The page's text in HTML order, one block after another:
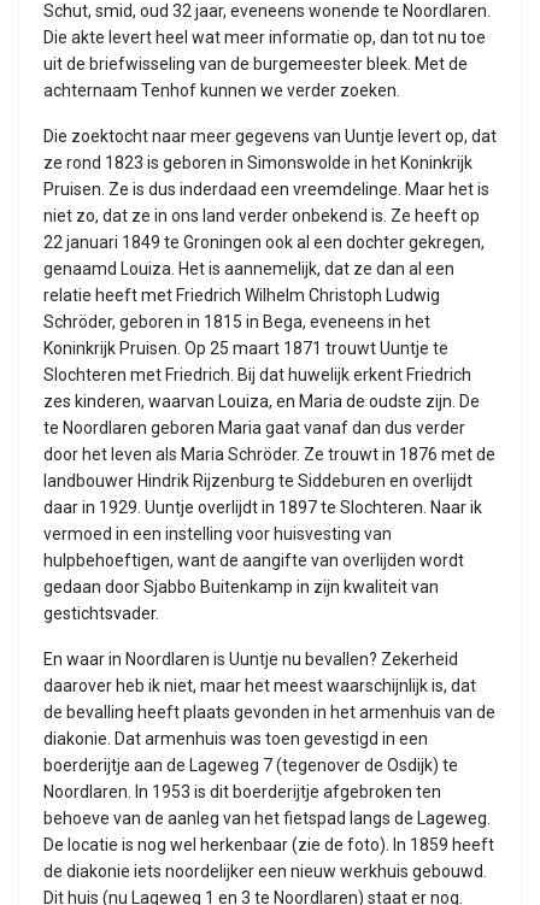
Schut, smid, oud 32 jaar, eveneens wonende te Noordlaren.
Die akte levert heel wat meer informatie op, dan tot nu toe
uit de briefwisseling van de burgemeester bleek. Met de
achternaam Tenhof kunnen we verder zoeken.
Die zoektocht naar meer gegevens van Uuntje levert op, dat
ze rond 1823 is geboren in Simonswolde in het Koninkrijk
Pruisen. Ze is dus inderdaad een vreemdelinge. Maar het is
niet zo, dat ze in ons land verder onbekend is. Ze heeft op
22 januari 1849 te Groningen ook al een dochter gekregen,
genaamd Louiza. Het is aannemelijk, dat ze dan al een
relatie heeft met Friedrich Wilhelm Christoph Ludwig
Schröder, geboren in 1815 in Bega, eveneens in het
Koninkrijk Pruisen. Op 25 maart 1871 trouwt Uuntje te
Slochteren met Friedrich. Bij dat huwelijk erkent Friedrich
zes kinderen, waarvan Louiza, en Maria de oudste zijn. De
te Noordlaren geboren Maria gaat vanaf dan dus verder
door het leven als Maria Schröder. Ze trouwt in 1876 met de
landbouwer Hindrik Rijzenburg te Siddeburen en overlijdt
daar in 1929. Uuntje overlijdt in 1897 te Slochteren. Naar ik
vermoed in een instelling voor huisvesting van
hulpbehoeftigen, want de aangifte van overlijden wordt
gedaan door Sjabbo Buitenkamp in zijn kwaliteit van
gestichtsvader.
En waar in Noordlaren is Uuntje nu bevallen? Zekerheid
daarover heb ik niet, maar het meest waarschijnlijk is, dat
de bevalling heeft plaats gevonden in het armenhuis van de
diakonie. Dat armenhuis was toen gevestigd in een
boerderijtje aan de Lageweg 7 (tegenover de Osdijk) te
Noordlaren. In 1953 is dit boerderijtje afgebroken ten
behoeve van de aanleg van het fietspad langs de Lageweg.
De locatie is nog wel herkenbaar (zie de foto). In 1859 heeft
de diakonie iets noordelijker een nieuw werkhuis gebouwd.
Dit huis (nu Lageweg 1 en 3 te Noordlaren) staat er nog.